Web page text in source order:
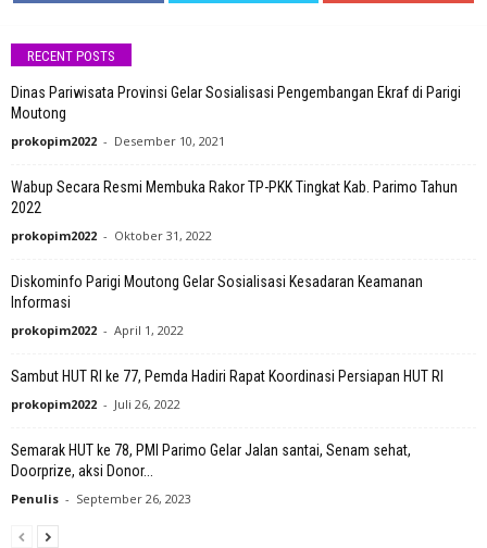
RECENT POSTS
Dinas Pariwisata Provinsi Gelar Sosialisasi Pengembangan Ekraf di Parigi
Moutong
prokopim2022 - Desember 10, 2021
Wabup Secara Resmi Membuka Rakor TP-PKK Tingkat Kab. Parimo Tahun
2022
prokopim2022 - Oktober 31, 2022
Diskominfo Parigi Moutong Gelar Sosialisasi Kesadaran Keamanan
Informasi
prokopim2022 - April 1, 2022
Sambut HUT RI ke 77, Pemda Hadiri Rapat Koordinasi Persiapan HUT RI
prokopim2022 - Juli 26, 2022
Semarak HUT ke 78, PMI Parimo Gelar Jalan santai, Senam sehat,
Doorprize, aksi Donor...
Penulis - September 26, 2023